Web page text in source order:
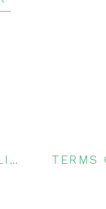
PRIVACY POLICY